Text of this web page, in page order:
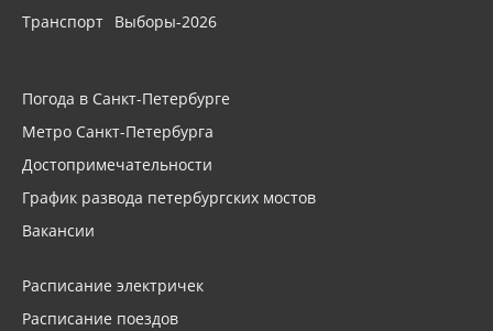
Транспорт Выборы-2026
Погода в Санкт-Петербурге
Метро Санкт-Петербурга
Достопримечательности
График развода петербургских мостов
Вакансии
Расписание электричек
Расписание поездов